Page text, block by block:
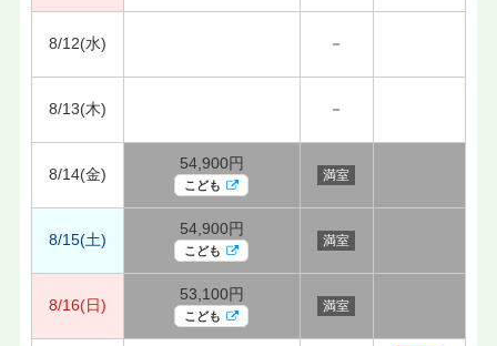
8/12(水) －
8/13(木) －
8/14(金)
54,900円
こども
満室
8/15(土)
54,900円
こども
満室
8/16(日)
53,100円
こども
満室